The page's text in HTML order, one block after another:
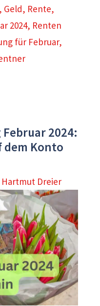
, Geld, Rente,
2024, Renten
für Februar,
2024:
dem Konto
Hartmut Dreier